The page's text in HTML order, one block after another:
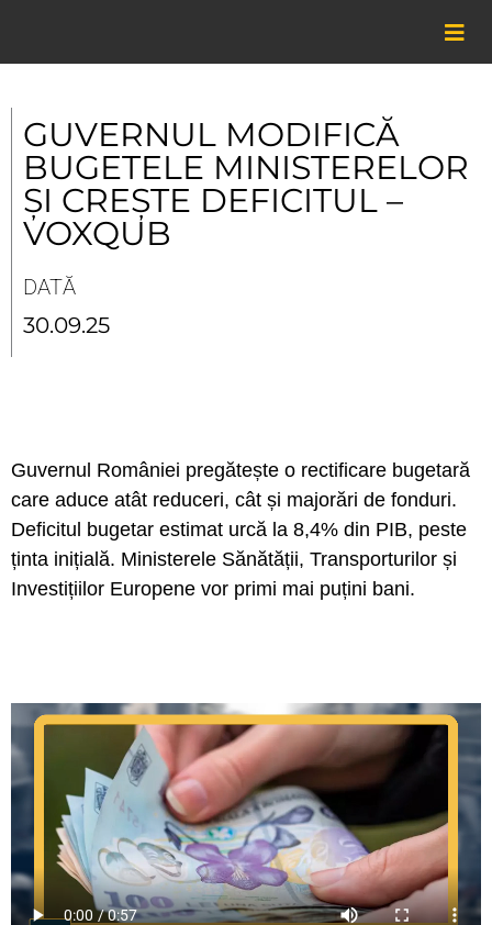
content
GUVERNUL MODIFICĂ
BUGETELE MINISTERELOR
ȘI CREȘTE DEFICITUL –
VOXQUB
DATĂ
30.09.25
Guvernul României pregătește o rectificare bugetară
care aduce atât reduceri, cât și majorări de fonduri.
Deficitul bugetar estimat urcă la 8,4% din PIB, peste
ținta inițială. Ministerele Sănătății, Transporturilor și
Investițiilor Europene vor primi mai puțini bani.